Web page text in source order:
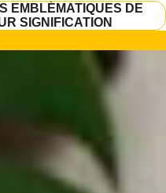
EMBLÉMATIQUES DE
SIGNIFICATION